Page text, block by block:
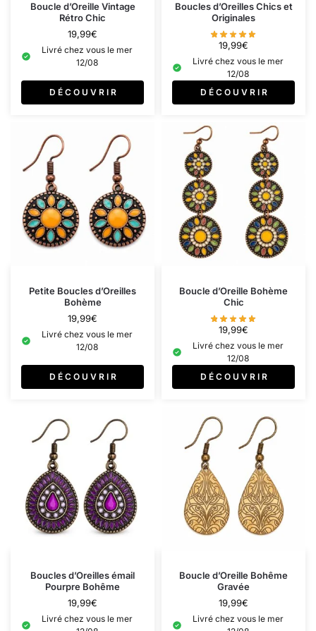
Boucle d’Oreille Vintage
Rétro Chic
19,99€
Livré chez vous le mer
12/08
D É C O U V R I R
Boucles d’Oreilles Chics et
Originales
19,99€
Livré chez vous le mer
12/08
D É C O U V R I R
Petite Boucles d’Oreilles
Bohème
19,99€
Livré chez vous le mer
12/08
D É C O U V R I R
Boucle d’Oreille Bohème
Chic​
19,99€
Livré chez vous le mer
12/08
D É C O U V R I R
Boucles d’Oreilles émail
Pourpre Bohême
19,99€
Livré chez vous le mer
Boucle d’Oreille Bohême
Gravée
19,99€
Livré chez vous le mer